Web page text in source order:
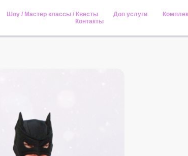
Шоу / Мастер классы / Квесты Доп услуги
Контакты